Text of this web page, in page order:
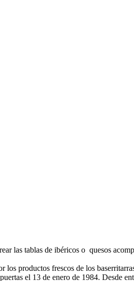
las tablas de ibéricos o quesos
los productos frescos de los
el 13 de enero de 1984. Desde